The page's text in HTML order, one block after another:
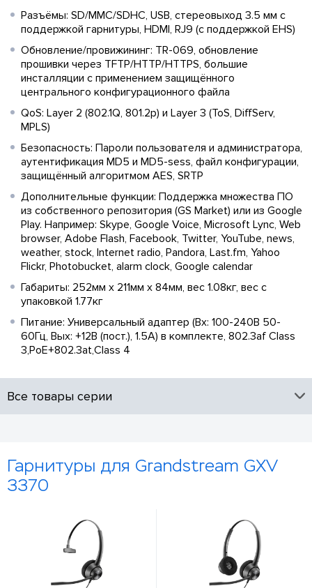
Разъёмы: SD/MMC/SDHC, USB, стереовыход 3.5 мм с
поддержкой гарнитуры, HDMI, RJ9 (с поддержкой EHS)
Обновление/провижининг: TR-069, обновление
прошивки через TFTP/HTTP/HTTPS, большие
инсталляции с применением защищённого
центрального конфигурационного файла
QoS: Layer 2 (802.1Q, 801.2p) и Layer 3 (ToS, DiffServ,
MPLS)
Безопасность: Пароли пользователя и администратора,
аутентификация MD5 и MD5-sess, файл конфигурации,
защищённый алгоритмом AES, SRTP
Дополнительные функции: Поддержка множества ПО
из собственного репозитория (GS Market) или из Google
Play. Например: Skype, Google Voice, Microsoft Lync, Web
browser, Adobe Flash, Facebook, Twitter, YouTube, news,
weather, stock, Internet radio, Pandora, Last.fm, Yahoo
Flickr, Photobucket, alarm clock, Google calendar
Габариты: 252мм x 211мм x 84мм, вес 1.08кг, вес с
упаковкой 1.77кг
Питание: Универсальный адаптер (Вх: 100-240В 50-
60Гц, Вых: +12В (пост.), 1.5A) в комплекте, 802.3af Class
3,PoE+802.3at,Class 4
Все товары серии
Гарнитуры для Grandstream GXV
3370